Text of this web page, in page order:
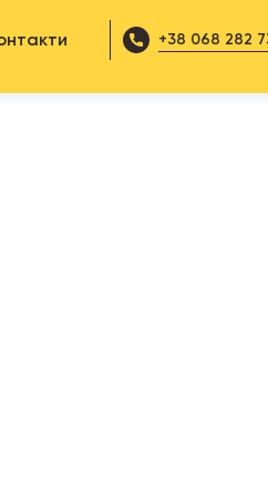
+38 068 282